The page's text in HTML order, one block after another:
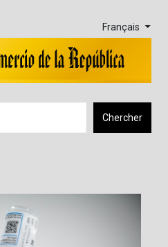
Français
Chercher